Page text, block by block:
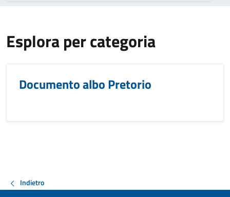
Esplora per categoria
Documento albo Pretorio
Indietro